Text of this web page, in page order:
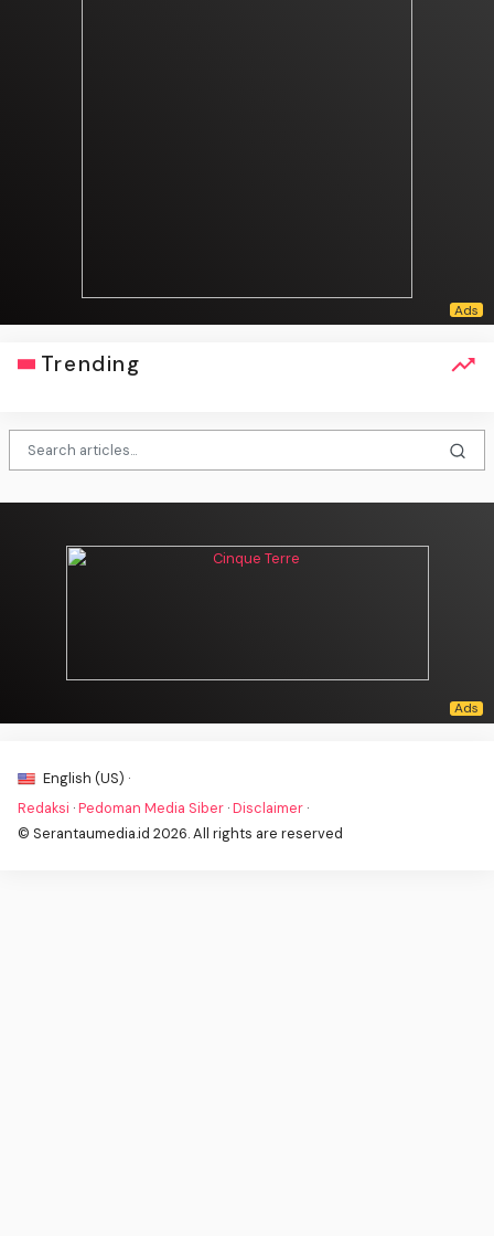
Trending
English (US) ·
Redaksi ·Pedoman Media Siber ·Disclaimer ·
© Serantaumedia.id 2026. All rights are reserved